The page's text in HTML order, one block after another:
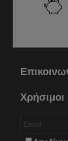
Χρήσιμοι